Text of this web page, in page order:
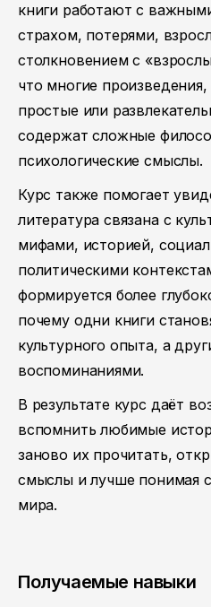
книги работают с
страхом, потерями,
столкновением с
что многие
простые или
содержат сложные
психологические смыслы.
Курс также помогает
литература связана с
мифами, историей,
политическими
формируется более
почему одни книги
культурного опыта, а
воспоминаниями.
В результате курс даёт
вспомнить любимые
заново их прочитать,
смыслы и лучше понимая
мира.
Получаемые навыки